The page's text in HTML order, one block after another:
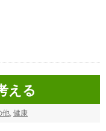
える
他, 健康